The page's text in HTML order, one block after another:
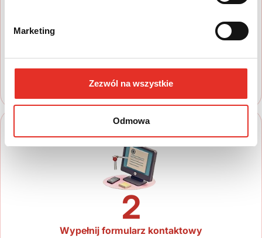
Marketing
Zezwól na wszystkie
Odmowa
model, który najbardziej spełnia Twoje
oczekiwania
2
Wypełnij formularz kontaktowy